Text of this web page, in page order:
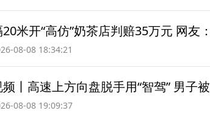
20米开“高仿”奶茶店判赔35万元 网友
08-08 18:34:21
丨高速上方向盘脱手用“智驾” 男子
08-08 19:09:37